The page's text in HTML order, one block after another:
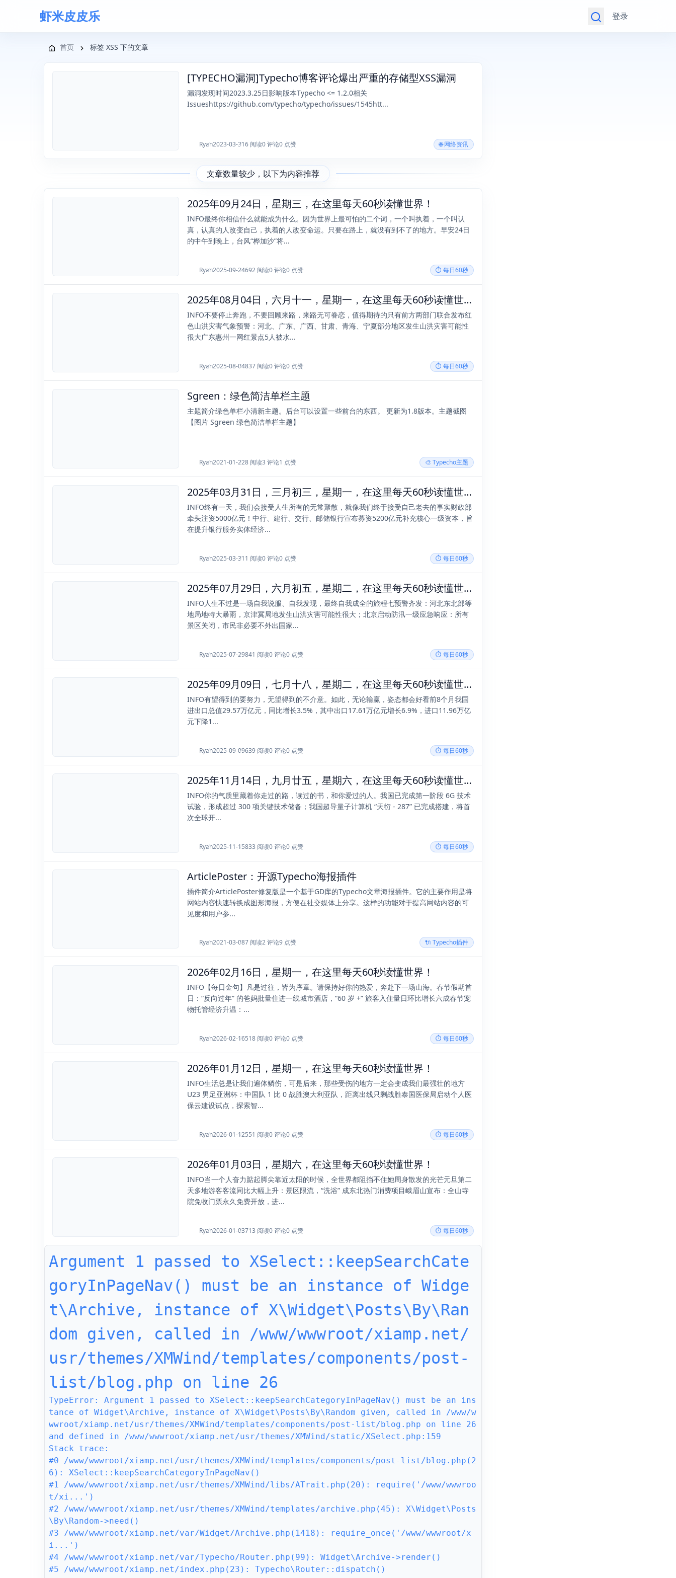
虾米皮皮乐 登录
首页 标签 XSS 下的文章
2023-03-31
[TYPECHO漏洞]Typecho博客评论爆出严重的存储型XSS漏洞
漏洞发现时间2023.3.25日影响版本Typecho <= 1.2.0相关
Issueshttps://github.com/typecho/typecho/issues/1545htt...
Ryan2023-03-316 阅读0 评论0 点赞 🌐 网络资讯
文章数量较少，以下为内容推荐
2025-09-24
2025年09月24日，星期三，在这里每天60秒读懂世界！
INFO最终你相信什么就能成为什么。因为世界上最可怕的二个词，一个叫执着，一个叫认
真，认真的人改变自己，执着的人改变命运。只要在路上，就没有到不了的地方。早安24日
的中午到晚上，台风“桦加沙”将...
Ryan2025-09-24692 阅读0 评论0 点赞 ⏱️ 每日60秒
2025-08-04 2025年08月04日，六月十一，星期一，在这里每天60秒读懂世界！
INFO不要停止奔跑，不要回顾来路，来路无可眷恋，值得期待的只有前方两部门联合发布红
色山洪灾害气象预警：河北、广东、广西、甘肃、青海、宁夏部分地区发生山洪灾害可能性
很大广东惠州一网红景点5人被水...
Ryan2025-08-04837 阅读0 评论0 点赞 ⏱️ 每日60秒
2021-01-22
Sgreen：绿色简洁单栏主题
主题简介绿色单栏小清新主题。后台可以设置一些前台的东西。 更新为1.8版本。主题截图
【图片 Sgreen 绿色简洁单栏主题】
Ryan2021-01-228 阅读3 评论1 点赞 🎨 Typecho主题
2025-03-31 2025年03月31日，三月初三，星期一，在这里每天60秒读懂世界！
INFO终有一天，我们会接受人生所有的无常聚散，就像我们终于接受自己老去的事实财政部
牵头注资5000亿元！中行、建行、交行、邮储银行宣布募资5200亿元补充核心一级资本，旨
在提升银行服务实体经济...
Ryan2025-03-311 阅读0 评论0 点赞 ⏱️ 每日60秒
2025-07-29 2025年07月29日，六月初五，星期二，在这里每天60秒读懂世界！
INFO人生不过是一场自我说服、自我发现，最终自我成全的旅程七预警齐发：河北东北部等
地局地特大暴雨，京津冀局地发生山洪灾害可能性很大；北京启动防汛一级应急响应：所有
景区关闭，市民非必要不外出国家...
Ryan2025-07-29841 阅读0 评论0 点赞 ⏱️ 每日60秒
2025-09-09 2025年09月09日，七月十八，星期二，在这里每天60秒读懂世界！
INFO有望得到的要努力，无望得到的不介意。如此，无论输赢，姿态都会好看前8个月我国
进出口总值29.57万亿元，同比增长3.5%，其中出口17.61万亿元增长6.9%，进口11.96万亿
元下降1...
Ryan2025-09-09639 阅读0 评论0 点赞 ⏱️ 每日60秒
2025-11-15 2025年11月14日，九月廿五，星期六，在这里每天60秒读懂世界！
INFO你的气质里藏着你走过的路，读过的书，和你爱过的人。我国已完成第一阶段 6G 技术
试验，形成超过 300 项关键技术储备；我国超导量子计算机 “天衍 - 287” 已完成搭建，将首
次全球开...
Ryan2025-11-15833 阅读0 评论0 点赞 ⏱️ 每日60秒
2021-03-08
ArticlePoster：开源Typecho海报插件
插件简介ArticlePoster修复版是一个基于GD库的Typecho文章海报插件。它的主要作用是将
网站内容快速转换成图形海报，方便在社交媒体上分享。这样的功能对于提高网站内容的可
见度和用户参...
Ryan2021-03-087 阅读2 评论9 点赞 🔌 Typecho插件
2026-02-16
2026年02月16日，星期一，在这里每天60秒读懂世界！
INFO【每日金句】凡是过往，皆为序章。请保持好你的热爱，奔赴下一场山海。春节假期首
日：“反向过年” 的爸妈批量住进一线城市酒店，“60 岁 +” 旅客入住量日环比增长六成春节宠
物托管经济升温：...
Ryan2026-02-16518 阅读0 评论0 点赞 ⏱️ 每日60秒
2026-01-12
2026年01月12日，星期一，在这里每天60秒读懂世界！
INFO生活总是让我们遍体鳞伤，可是后来，那些受伤的地方一定会变成我们最强壮的地方
U23 男足亚洲杯：中国队 1 比 0 战胜澳大利亚队，距离出线只剩战胜泰国医保局启动个人医
保云建设试点，探索智...
Ryan2026-01-12551 阅读0 评论0 点赞 ⏱️ 每日60秒
2026-01-03
2026年01月03日，星期六，在这里每天60秒读懂世界！
INFO当一个人奋力踮起脚尖靠近太阳的时候，全世界都阻挡不住她周身散发的光芒元旦第二
天多地游客客流同比大幅上升：景区限流，“洗浴” 成东北热门消费项目峨眉山宣布：全山寺
院免收门票永久免费开放，进...
Ryan2026-01-03713 阅读0 评论0 点赞 ⏱️ 每日60秒
Argument 1 passed to XSelect::keepSearchCate
goryInPageNav() must be an instance of Widge
t\Archive, instance of X\Widget\Posts\By\Ran
dom given, called in /www/wwwroot/xiamp.net/
usr/themes/XMWind/templates/components/post-
list/blog.php on line 26
TypeError: Argument 1 passed to XSelect::keepSearchCategoryInPageNav() must be an ins
tance of Widget\Archive, instance of X\Widget\Posts\By\Random given, called in /www/w
wwroot/xiamp.net/usr/themes/XMWind/templates/components/post-list/blog.php on line 26
and defined in /www/wwwroot/xiamp.net/usr/themes/XMWind/static/XSelect.php:159
Stack trace:
#0 /www/wwwroot/xiamp.net/usr/themes/XMWind/templates/components/post-list/blog.php(2
6): XSelect::keepSearchCategoryInPageNav()
#1 /www/wwwroot/xiamp.net/usr/themes/XMWind/libs/ATrait.php(20): require('/www/wwwroo
t/xi...')
#2 /www/wwwroot/xiamp.net/usr/themes/XMWind/templates/archive.php(45): X\Widget\Posts
\By\Random->need()
#3 /www/wwwroot/xiamp.net/var/Widget/Archive.php(1418): require_once('/www/wwwroot/x
i...')
#4 /www/wwwroot/xiamp.net/var/Typecho/Router.php(99): Widget\Archive->render()
#5 /www/wwwroot/xiamp.net/index.php(23): Typecho\Router::dispatch()